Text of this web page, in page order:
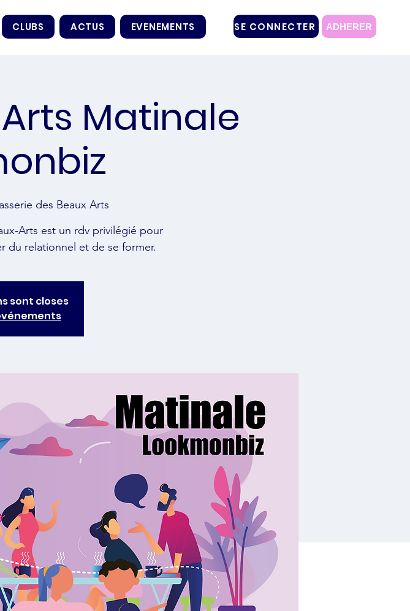
CLUBS ACTUS EVENEMENTS SE CONNECTER ADHERER
Matinale
des Beaux Arts
Arts est un rdv privilégié pour
du relationnel et de se former.
sont closes